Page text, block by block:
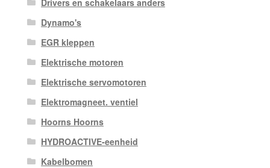
Dynamo's
EGR kleppen
Elektrische motoren
Elektrische servomotoren
Elektromagneet. ventiel
Hoorns Hoorns
HYDROACTIVE-eenheid
Kabelbomen